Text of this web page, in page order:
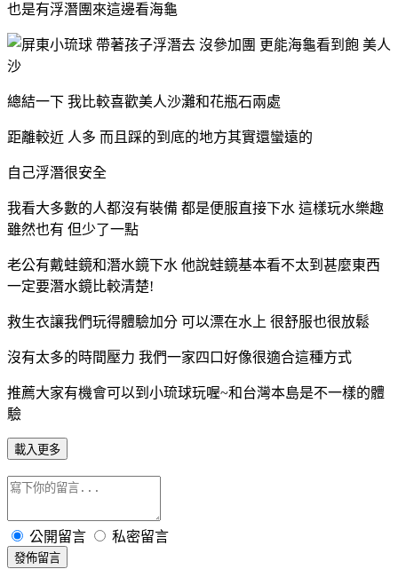
也是有浮潛團來這邊看海龜
總結一下 我比較喜歡美人沙灘和花瓶石兩處
距離較近 人多 而且踩的到底的地方其實還蠻遠的
自己浮潛很安全
我看大多數的人都沒有裝備 都是便服直接下水 這樣玩水樂趣
雖然也有 但少了一點
老公有戴蛙鏡和潛水鏡下水 他說蛙鏡基本看不太到甚麼東西
一定要潛水鏡比較清楚!
救生衣讓我們玩得體驗加分 可以漂在水上 很舒服也很放鬆
沒有太多的時間壓力 我們一家四口好像很適合這種方式
推薦大家有機會可以到小琉球玩喔~和台灣本島是不一樣的體
驗
載入更多
公開留言 私密留言
發佈留言